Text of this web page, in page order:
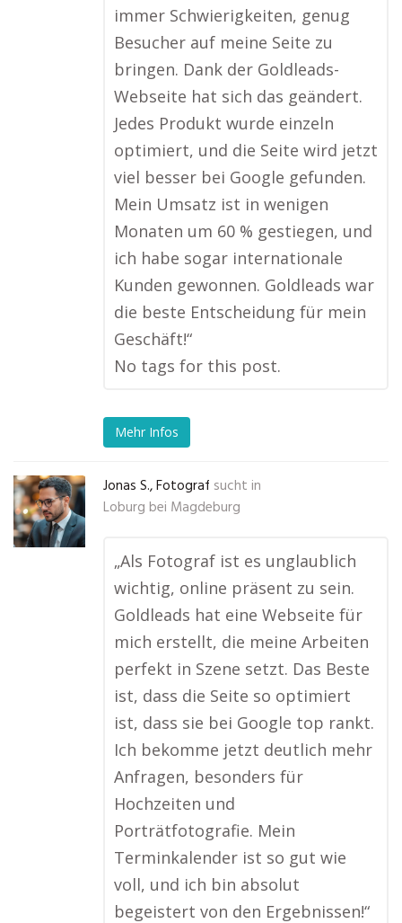
immer Schwierigkeiten, genug
Besucher auf meine Seite zu
bringen. Dank der Goldleads-
Webseite hat sich das geändert.
Jedes Produkt wurde einzeln
optimiert, und die Seite wird jetzt
viel besser bei Google gefunden.
Mein Umsatz ist in wenigen
Monaten um 60 % gestiegen, und
ich habe sogar internationale
Kunden gewonnen. Goldleads war
die beste Entscheidung für mein
Geschäft!“
No tags for this post.
Mehr Infos
Jonas S., Fotograf sucht in
Loburg bei Magdeburg
„Als Fotograf ist es unglaublich
wichtig, online präsent zu sein.
Goldleads hat eine Webseite für
mich erstellt, die meine Arbeiten
perfekt in Szene setzt. Das Beste
ist, dass die Seite so optimiert
ist, dass sie bei Google top rankt.
Ich bekomme jetzt deutlich mehr
Anfragen, besonders für
Hochzeiten und
Porträtfotografie. Mein
Terminkalender ist so gut wie
voll, und ich bin absolut
begeistert von den Ergebnissen!“